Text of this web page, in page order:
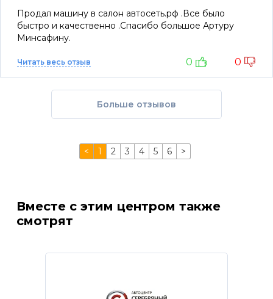
Продал машину в салон автосеть.рф .Все было
быстро и качественно .Спасибо большое Артуру
Минсафину.
Читать весь отзыв 0 0
Больше отзывов
< 1 2 3 4 5 6 >
Вместе с этим центром также
смотрят